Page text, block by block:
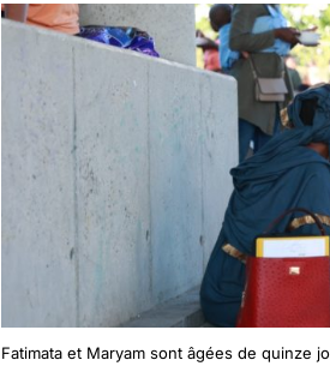
Voir
l'image
Fatimata et Maryam sont âgées de quinze